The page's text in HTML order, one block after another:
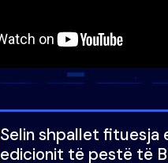
Selin shpallet fituesja
edicionit të pestë të